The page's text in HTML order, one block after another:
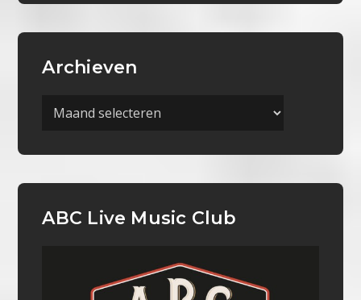
Archieven
Archieven
ABC Live Music Club